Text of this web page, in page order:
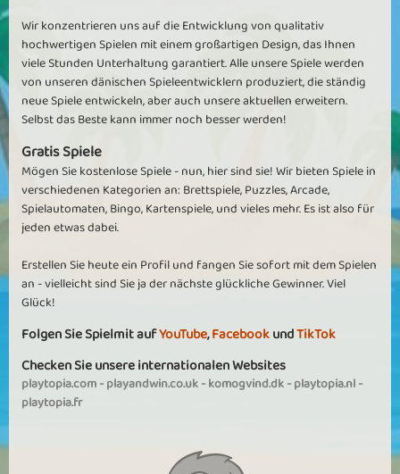
Wir konzentrieren uns auf die Entwicklung von qualitativ
hochwertigen Spielen mit einem großartigen Design, das Ihnen
viele Stunden Unterhaltung garantiert. Alle unsere Spiele werden
von unseren dänischen Spieleentwicklern produziert, die ständig
neue Spiele entwickeln, aber auch unsere aktuellen erweitern.
Selbst das Beste kann immer noch besser werden!
Gratis Spiele
Mögen Sie kostenlose Spiele - nun, hier sind sie! Wir bieten Spiele in
verschiedenen Kategorien an: Brettspiele, Puzzles, Arcade,
Spielautomaten, Bingo, Kartenspiele, und vieles mehr. Es ist also für
jeden etwas dabei.
Erstellen Sie heute ein Profil und fangen Sie sofort mit dem Spielen
an - vielleicht sind Sie ja der nächste glückliche Gewinner. Viel
Glück!
Folgen Sie Spielmit aufYouTube,FacebookundTikTok
Checken Sie unsere internationalen Websites
playtopia.com-playandwin.co.uk-komogvind.dk-playtopia.nl-
playtopia.fr